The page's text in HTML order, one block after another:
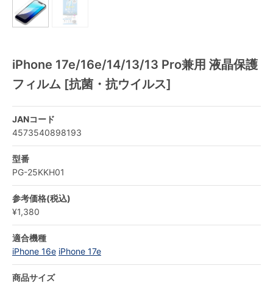
iPhone 17e/16e/14/13/13 Pro兼用 液晶保護
フィルム [抗菌・抗ウイルス]
JANコード
4573540898193
型番
PG-25KKH01
参考価格(税込)
¥1,380
適合機種
iPhone 16e iPhone 17e
商品サイズ